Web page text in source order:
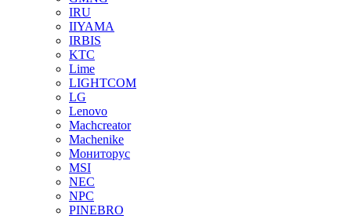
IRU
IIYAMA
IRBIS
KTC
Lime
LIGHTCOM
LG
Lenovo
Machcreator
Machenike
Мониторус
MSI
NEC
NPC
PINEBRO